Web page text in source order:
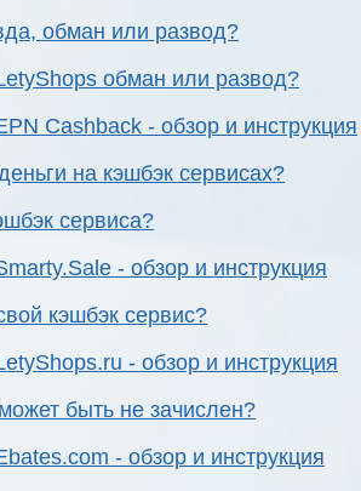
обман или развод?
обман или развод?
Cashback - обзор и инструкция
на кэшбэк сервисах?
сервиса?
- обзор и инструкция
кэшбэк сервис?
- обзор и инструкция
быть не зачислен?
- обзор и инструкция